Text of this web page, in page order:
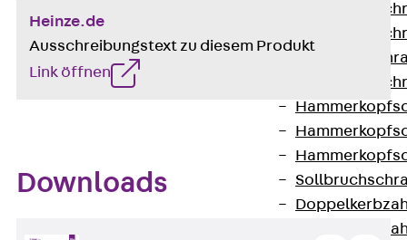
Heinze.de
Ausschreibungstext zu diesem Produkt
Link öffnen
Downloads